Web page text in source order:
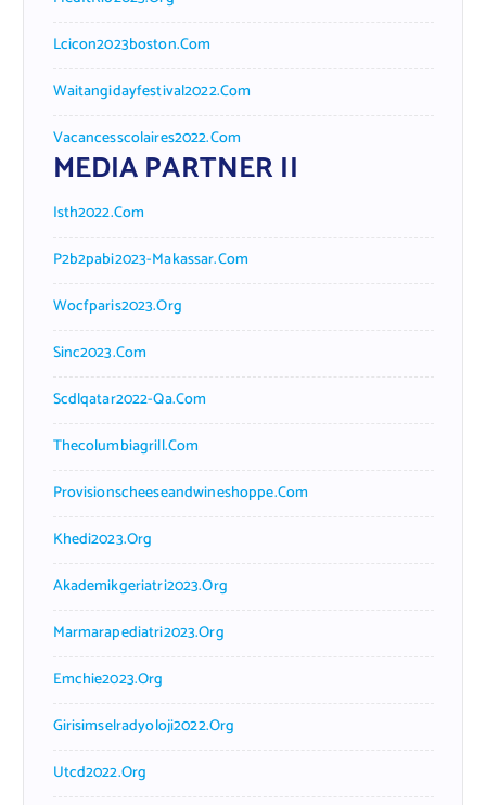
Lcicon2023boston.com
Waitangidayfestival2022.com
Vacancesscolaires2022.com
MEDIA PARTNER II
Isth2022.com
P2b2pabi2023-Makassar.com
Wocfparis2023.org
Sinc2023.com
Scdlqatar2022-Qa.com
Thecolumbiagrill.com
Provisionscheeseandwineshoppe.com
Khedi2023.org
Akademikgeriatri2023.org
Marmarapediatri2023.org
Emchie2023.org
Girisimselradyoloji2022.org
Utcd2022.org